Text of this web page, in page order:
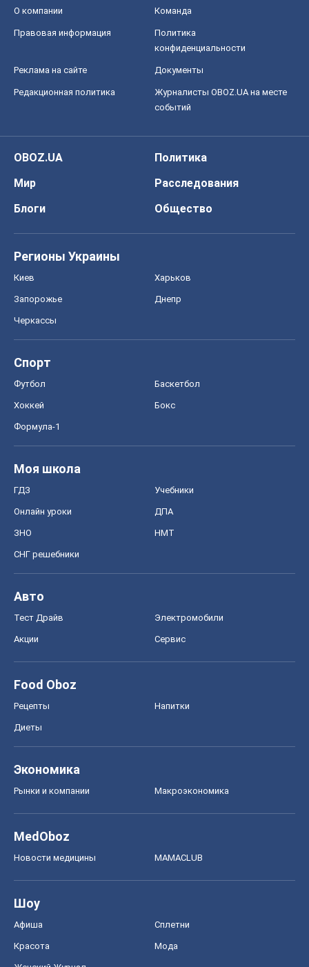
О компании Команда
Правовая информация
Политика
конфиденциальности
Реклама на сайте Документы
Редакционная политика
Журналисты OBOZ.UA на месте
событий
OBOZ.UA
Политика
Мир
Расследования
Блоги
Общество
Регионы Украины
Киев Харьков
Запорожье Днепр
Черкассы
Спорт
Футбол Баскетбол
Хоккей Бокс
Формула-1
Моя школа
ГДЗ Учебники
Онлайн уроки ДПА
ЗНО НМТ
СНГ решебники
Авто
Тест Драйв Электромобили
Акции Сервис
Food Oboz
Рецепты Напитки
Диеты
Экономика
Рынки и компании Mакроэкономика
MedOboz
Новости медицины MAMACLUB
Шоу
Афиша Сплетни
Красота Мода